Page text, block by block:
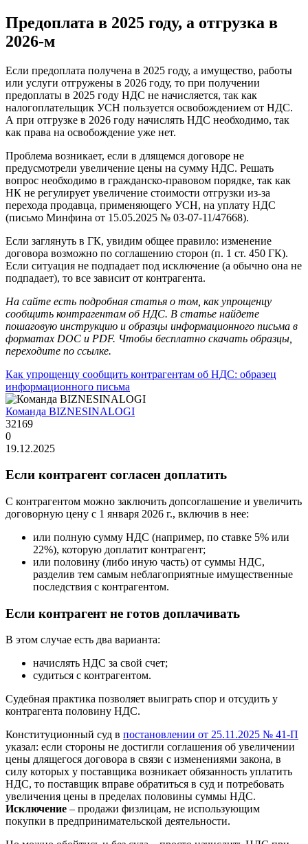
Предоплата в 2025 году, а отгрузка в
2026-м
Если предоплата получена в 2025 году, а имущество, работы
или услуги отгружены в 2026 году, то при получении
предоплаты в 2025 году НДС не начисляется, так как
налогоплательщик УСН пользуется освобождением от НДС.
А при отгрузке в 2026 году начислять НДС необходимо, так
как права на освобождение уже нет.
Проблема возникает, если в длящемся договоре не
предусмотрели увеличение цены на сумму НДС. Решать
вопрос необходимо в гражданско-правовом порядке, так как
НК не регулирует увеличение стоимости отгрузки из-за
перехода продавца, применяющего УСН, на уплату НДС
(письмо Минфина от 15.05.2025 № 03-07-11/47668).
Если заглянуть в ГК, увидим общее правило: изменение
договора возможно по соглашению сторон (п. 1 ст. 450 ГК).
Если ситуация не подпадает под исключение (а обычно она не
подпадает), то все зависит от контрагента.
На сайте есть подробная статья о том, как упрощенцу
сообщить контрагентам об НДС. В статье найдете
пошаговую инструкцию и образцы информационного письма в
форматах DOC и PDF. Чтобы бесплатно скачать образцы,
переходите по ссылке.
Как упрощенцу сообщить контрагентам об НДС: образец
информационного письма
Команда BIZNESINALOGI
32169
0
19.12.2025
Если контрагент согласен доплатить
С контрагентом можно заключить допсоглашение и увеличить
договорную цену с 1 января 2026 г., включив в нее:
или полную сумму НДС (например, по ставке 5% или
22%), которую доплатит контрагент;
или половину (либо иную часть) от суммы НДС,
разделив тем самым неблагоприятные имущественные
последствия с контрагентом.
Если контрагент не готов доплачивать
В этом случае есть два варианта:
начислять НДС за свой счет;
судиться с контрагентом.
Судебная практика позволяет выиграть спор и отсудить у
контрагента половину НДС.
Конституционный суд в постановлении от 25.11.2025 № 41-П
указал: если стороны не достигли соглашения об увеличении
цены длящегося договора в связи с изменениями закона, в
силу которых у поставщика возникает обязанность уплатить
НДС, то поставщик вправе обратиться в суд и потребовать
увеличения цены в пределах половины суммы НДС.
Исключение – продажи физлицам, не использующим
покупки в предпринимательской деятельности.